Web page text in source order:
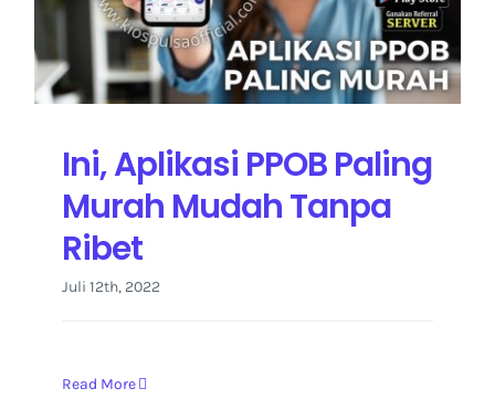
Kontak Kami
Ini, Aplikasi PPOB Paling
Murah Mudah Tanpa
Ribet
Juli 12th, 2022
Read More